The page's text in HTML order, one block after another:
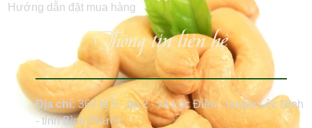
Hướng dẫn đặt mua hàng
Thông tin liên hệ
Địa chỉ:367 tổ 5 - ấp 2 - xã Lộc Điền - huyện Lộc Ninh
- tỉnh Bình Phước